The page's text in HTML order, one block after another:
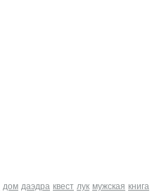
дом даэдра квест лук мужская книга